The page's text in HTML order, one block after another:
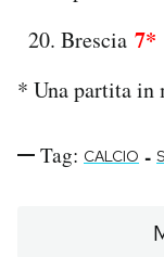
Brescia 7*
* Una partita in
Tag: CALCIO -